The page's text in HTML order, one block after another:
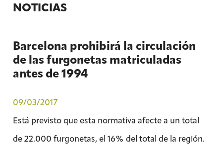
NOTICIAS
Barcelona prohibirá la circulación
de las furgonetas matriculadas
antes de 1994
09/03/2017
Está previsto que esta normativa afecte a un total
de 22.000 furgonetas, el 16% del total de la región.